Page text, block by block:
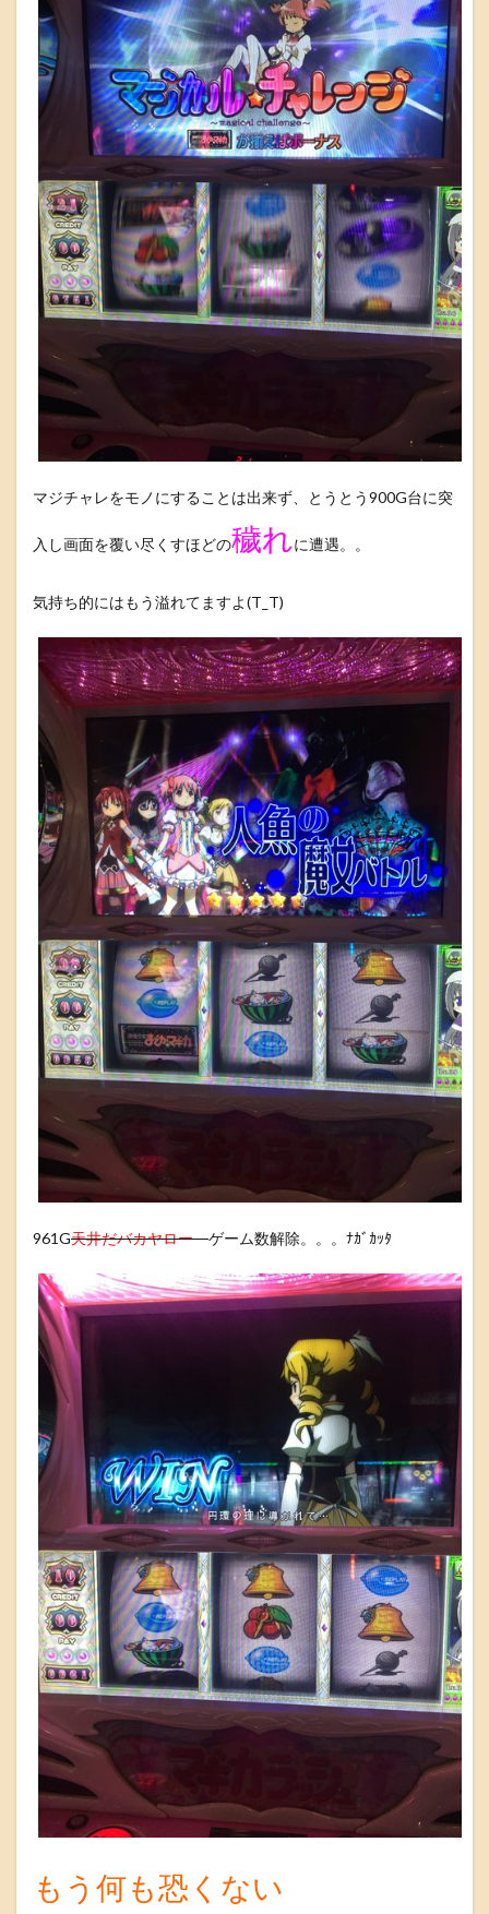
マジチャレをモノにすることは出来ず、とうとう900G台に突
入し画面を覆い尽くすほどの穢れに遭遇。。
気持ち的にはもう溢れてますよ(T_T)
961G天井だバカヤローゲーム数解除。。。ﾅｶﾞｶｯﾀ
もう何も恐くない